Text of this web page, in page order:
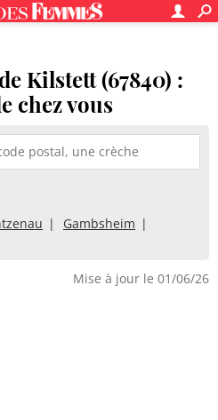
Kilstett (67840) :
chez vous
Gambsheim
Mise à jour le 01/06/26